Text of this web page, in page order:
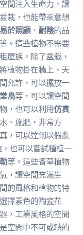
間注入生命力，讓
栽，也能帶來意想
易於照顧、 耐陰的品
等。這些植物不需要
屋族。除了盆栽，
植物掛在牆上、天
允許，可以擺放一
鳥等，可以讓空間
，也可以利用仿真
、施肥，非常方
，可以達到以假亂
也可以嘗試種植一
等。這些香草植物
，讓空間充滿生
的風格和植物的特
擇素色的陶瓷花
，工業風格的空間
空間中不可或缺的